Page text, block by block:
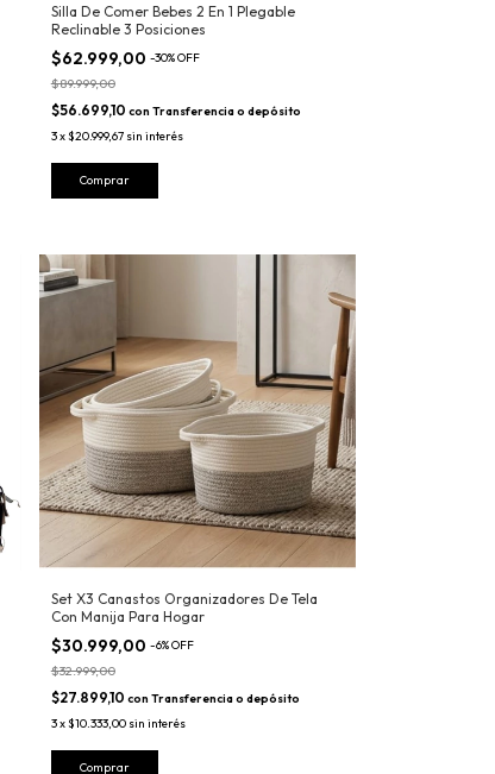
Silla De Comer Bebes 2 En 1 Plegable
Reclinable 3 Posiciones
$62.999,00 -30%OFF
$89.999,00
$56.699,10 con Transferencia o depósito
3x$20.999,67 sin interés
Set X3 Canastos Organizadores De Tela
Con Manija Para Hogar
$30.999,00 -6%OFF
$32.999,00
$27.899,10 con Transferencia o depósito
3x$10.333,00 sin interés